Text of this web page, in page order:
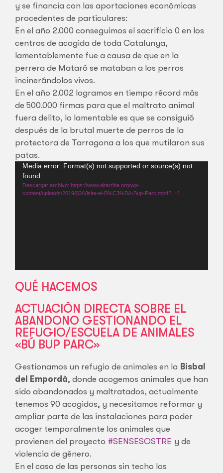
y se financia con las aportaciones económicas
procedentes de particulares:
En el año 2.000 conseguimos el sacrificio 0 en los
centros de acogida de toda Catalunya,
lamentablemente fue a causa de que en la
perrera de Mataró se mataban a los perros
incinerándolos vivos.
En el año 2.002 logramos en tiempo récord más
de 500.000 firmas para que el maltrato animal
fuera delito, lo lamentable es que se consiguió
después de la brutal muerte de perros de la
protectora de Tarragona a los que mutilaron sus
patas.
Reproductor
de
vídeo
Media error: Format(s) not supported or source(s) not
found
Descargar archivo: https://www.altarriba.org/wp-
content/uploads/2019/03/Visita-el-B%C3%BA-Bup-Parc.mp4?_=1
QUÉ HACEMOS
ACTUACIÓN DIRECTA SOBRE EL
ABANDONO GESTIONANDO EL
REFUGIO/ESCUELA DE ANIMALES
«BÚ BUP PARC»
Gestionamos un refugio de animales en la Bisbal
del Empordà, donde acogemos animales que han
sido abandonados y maltratados, actualmente
tenemos 90 acogidos, y necesitamos reformar y
ampliar parte de las instalaciones para poder
acoger temporalmente los animales que
provienen del proyecto #SENSESOSTRE y de
violencia de género.
En el caso de las personas sin techo los